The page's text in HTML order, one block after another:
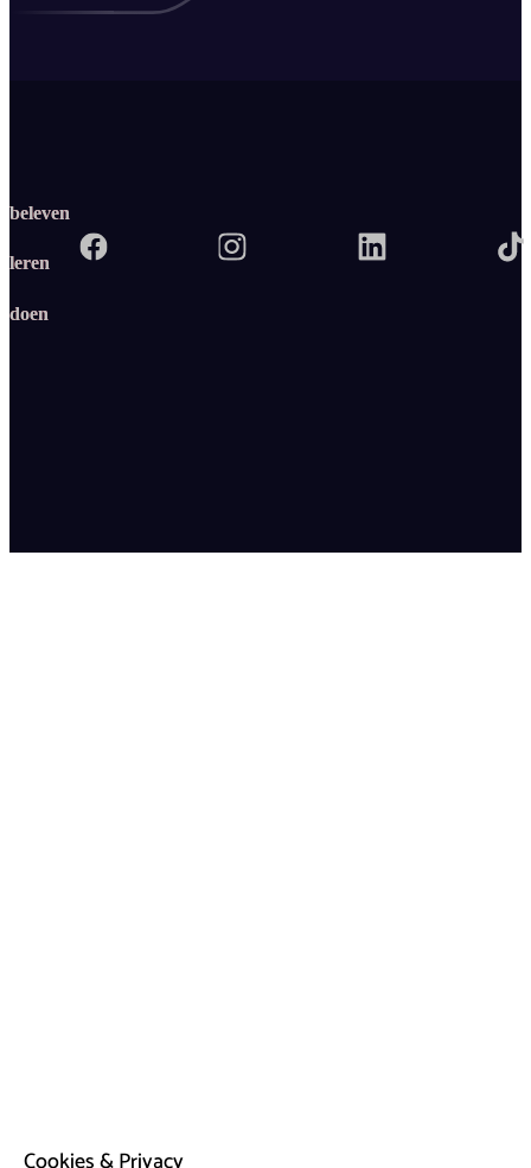
beleven
leren
doen